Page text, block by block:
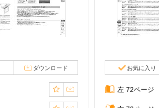
ダウンロード お気に入り
左 72ページ